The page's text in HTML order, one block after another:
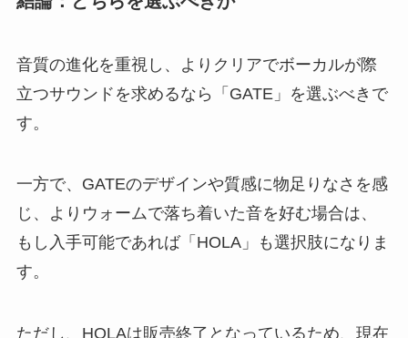
音質の進化を重視し、よりクリアでボーカルが際
立つサウンドを求めるなら「GATE」を選ぶべきで
す。
一方で、GATEのデザインや質感に物足りなさを感
じ、よりウォームで落ち着いた音を好む場合は、
もし入手可能であれば「HOLA」も選択肢になりま
す。
ただし、HOLAは販売終了となっているため、現在